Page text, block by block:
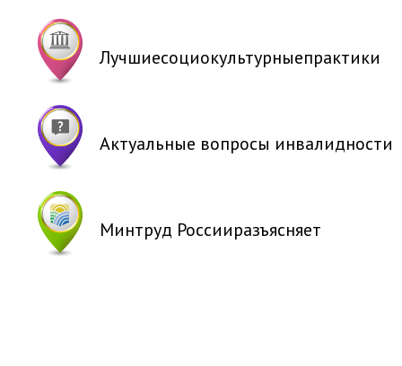
Лучшиесоциокультурныепрактики
Актуальные вопросы инвалидности
Минтруд Россииразъясняет